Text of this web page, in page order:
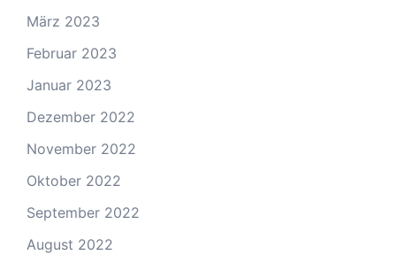
März 2023
Februar 2023
Januar 2023
Dezember 2022
November 2022
Oktober 2022
September 2022
August 2022